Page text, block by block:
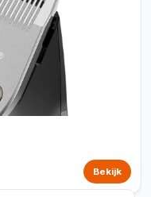
Bekijk